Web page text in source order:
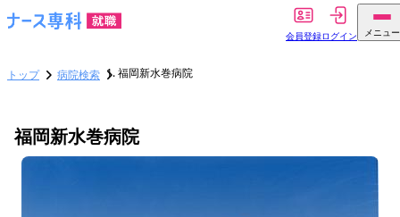
会員登録ログイン メニュー
トップ 病院検索 福岡新水巻病院
福岡新水巻病院